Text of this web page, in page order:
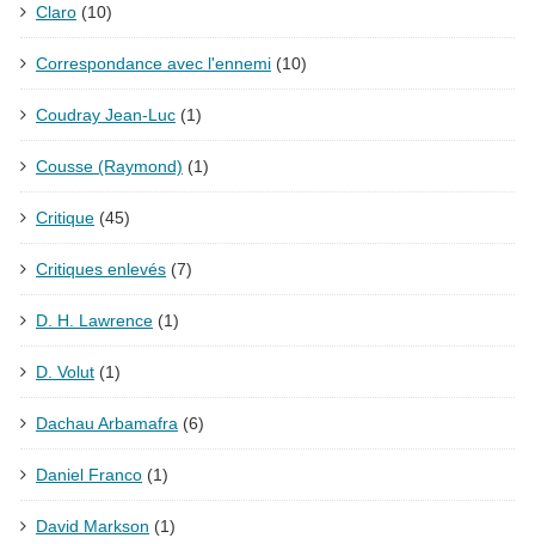
Claro (10)
Correspondance avec l'ennemi (10)
Coudray Jean-Luc (1)
Cousse (Raymond) (1)
Critique (45)
Critiques enlevés (7)
D. H. Lawrence (1)
D. Volut (1)
Dachau Arbamafra (6)
Daniel Franco (1)
David Markson (1)